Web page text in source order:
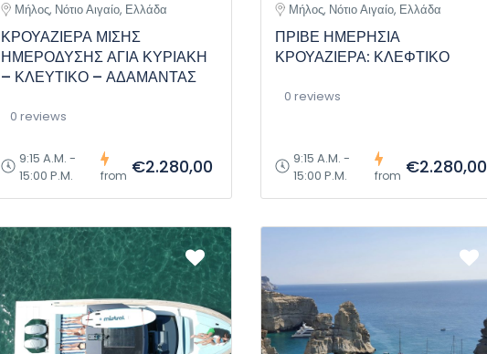
Μήλος, Νότιο Αιγαίο, Ελλάδα
ΚΡΟΥΑΖΙΕΡΑ ΜΙΣΗΣ
ΗΜΕΡΟΔΥΣΗΣ ΑΓΙΑ ΚΥΡΙΑΚΗ
– ΚΛΕΥΤΙΚΟ – ΑΔΑΜΑΝΤΑΣ
0 reviews
9:15 A.M. -
15:00 P.M.
from €2.280,00
Μήλος, Νότιο Αιγαίο, Ελλάδα
ΠΡΙΒΕ ΗΜΕΡΗΣΙΑ
ΚΡΟΥΑΖΙΕΡΑ: ΚΛΕΦΤΙΚΟ
0 reviews
9:15 A.M. -
15:00 P.M.
from €2.280,00